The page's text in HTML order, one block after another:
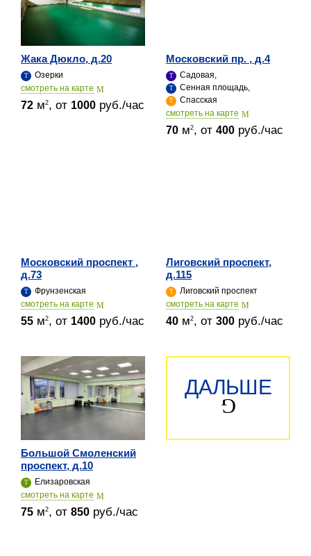
Жака Дюкло, д.20
Озерки
cмотреть на карте
72 м2, от 1000 руб./час
Московский пр. , д.4
Садовая,
Сенная площадь,
Спасская
cмотреть на карте
70 м2, от 400 руб./час
Московский проспект ,
д.73
Фрунзенская
cмотреть на карте
55 м2, от 1400 руб./час
Лиговский проспект,
д.115
Лиговский проспект
cмотреть на карте
40 м2, от 300 руб./час
Большой Смоленский
проспект, д.10
Елизаровская
cмотреть на карте
75 м2, от 850 руб./час
ДАЛЬШЕ